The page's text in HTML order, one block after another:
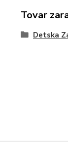
Tovar
Detska